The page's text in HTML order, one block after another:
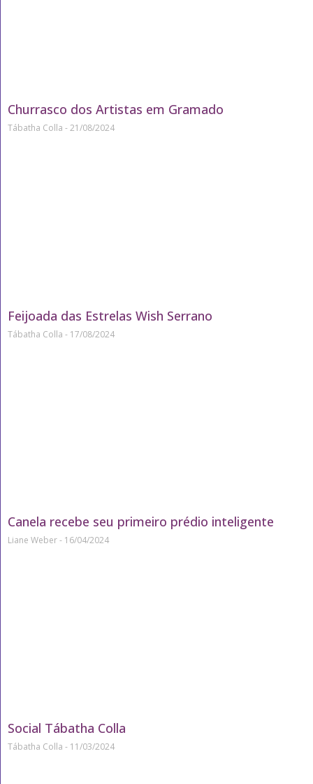
Churrasco dos Artistas em Gramado
Tábatha Colla 21/08/2024
Feijoada das Estrelas Wish Serrano
Tábatha Colla 17/08/2024
Canela recebe seu primeiro prédio inteligente
Liane Weber 16/04/2024
Social Tábatha Colla
Tábatha Colla 11/03/2024